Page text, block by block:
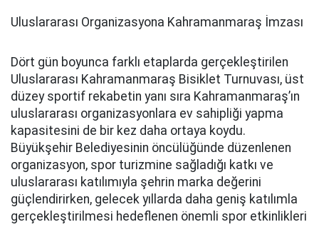
Uluslararası Organizasyona Kahramanmaraş İmzası
Dört gün boyunca farklı etaplarda gerçekleştirilen
Uluslararası Kahramanmaraş Bisiklet Turnuvası, üst
düzey sportif rekabetin yanı sıra Kahramanmaraş’ın
uluslararası organizasyonlara ev sahipliği yapma
kapasitesini de bir kez daha ortaya koydu.
Büyükşehir Belediyesinin öncülüğünde düzenlenen
organizasyon, spor turizmine sağladığı katkı ve
uluslararası katılımıyla şehrin marka değerini
güçlendirirken, gelecek yıllarda daha geniş katılımla
gerçekleştirilmesi hedeflenen önemli spor etkinlikleri